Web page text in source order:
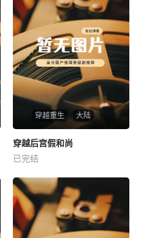
穿越重生 大陆
穿越后宫假和尚
未知
穿越后宫假和尚
已完结